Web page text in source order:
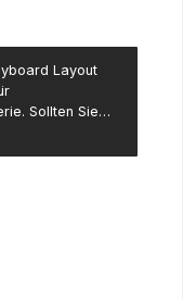
Layout
Sollten Sie…